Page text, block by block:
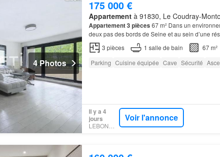
4 Photos
175 000 €
Appartementà 91830, Le Coudray-
Appartement3 pièces 67 m² Dans un
deux pas des bords de Seine et au sein d’une
découvrez ce bel
appartement de 67 m² offrant
3 pièces 1 salle de bain
67 m²
Parking Cuisine équipée Cave Sécurité
Il y a 4
jours
Voir l'annonce